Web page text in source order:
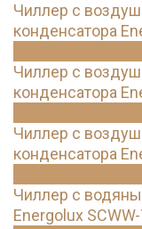
Чиллер с
конденсатора
Чиллер с
конденсатора
Чиллер с
конденсатора
Чиллер с
Energolux